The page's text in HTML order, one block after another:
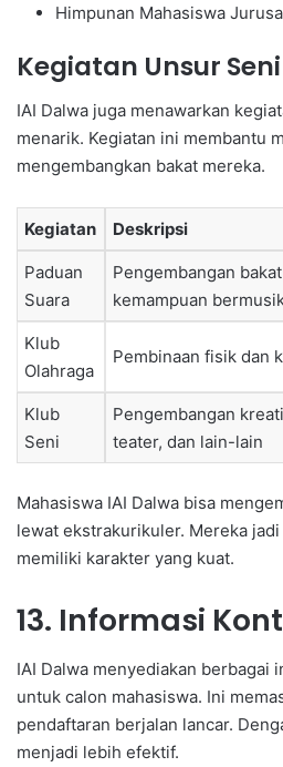
Himpunan Mahasiswa
Kegiatan Unsur
IAI Dalwa juga menawarkan
menarik. Kegiatan ini membantu
mengembangkan bakat mereka.
Kegiatan Deskripsi
Paduan
Suara
Pengembangan
kemampuan
Klub
Olahraga
Pembinaan fisik dan
Klub
Seni
Pengembangan
teater, dan lain-lain
Mahasiswa IAI Dalwa bisa
lewat ekstrakurikuler. Mereka
memiliki karakter yang kuat.
13. Informasi
IAI Dalwa menyediakan berbagai
untuk calon mahasiswa. Ini
pendaftaran berjalan lancar.
menjadi lebih efektif.